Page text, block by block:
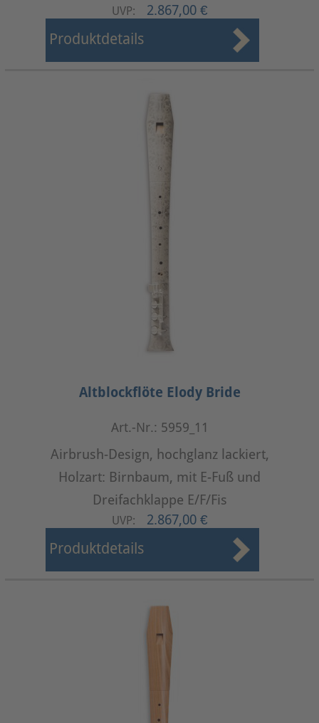
UVP: 2.867,00 €
Produktdetails
Altblockflöte Elody Bride
Art.-Nr.: 5959_11
Airbrush-Design, hochglanz lackiert,
Holzart: Birnbaum, mit E-Fuß und
Dreifachklappe E/F/Fis
UVP: 2.867,00 €
Produktdetails